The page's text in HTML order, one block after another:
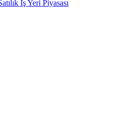
İş Yeri Piyasası